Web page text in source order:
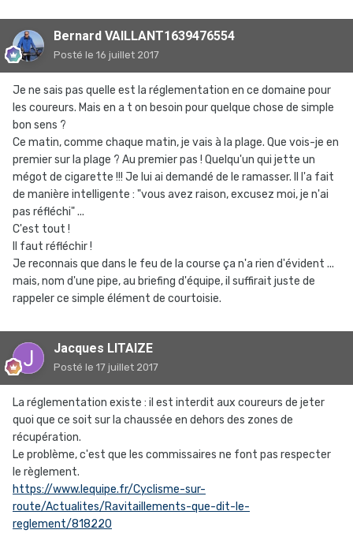
Bernard VAILLANT1639476554
Posté le 16 juillet 2017
Je ne sais pas quelle est la réglementation en ce domaine pour
les coureurs. Mais en a t on besoin pour quelque chose de simple
bon sens ?
Ce matin, comme chaque matin, je vais à la plage. Que vois-je en
premier sur la plage ? Au premier pas ! Quelqu'un qui jette un
mégot de cigarette !!! Je lui ai demandé de le ramasser. Il l'a fait
de manière intelligente : "vous avez raison, excusez moi, je n'ai
pas réfléchi" ...
C'est tout !
Il faut réfléchir !
Je reconnais que dans le feu de la course ça n'a rien d'évident ...
mais, nom d'une pipe, au briefing d'équipe, il suffirait juste de
rappeler ce simple élément de courtoisie.
Jacques LITAIZE
Posté le 17 juillet 2017
La réglementation existe : il est interdit aux coureurs de jeter
quoi que ce soit sur la chaussée en dehors des zones de
récupération.
Le problème, c'est que les commissaires ne font pas respecter
le règlement.
https://www.lequipe.fr/Cyclisme-sur-
route/Actualites/Ravitaillements-que-dit-le-
reglement/818220